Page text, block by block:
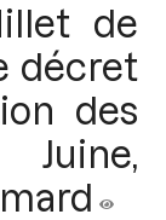
de
décret
des